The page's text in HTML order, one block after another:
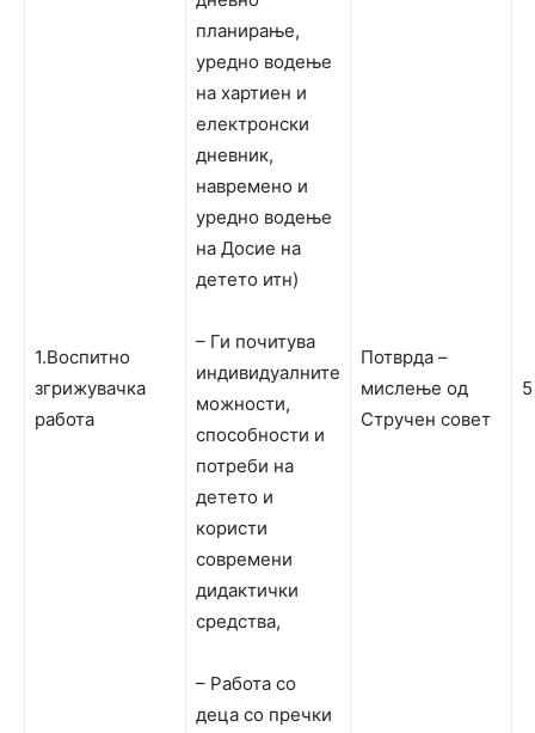
1.Воспитно
згрижувачка
работа
планирање,
уредно водење
на хартиен и
електронски
дневник,
навремено и
уредно водење
на Досие на
детето итн)
– Ги почитува
индивидуалните
можности,
способности и
потреби на
детето и
користи
современи
дидактички
средства,
– Работа со
деца со пречки
Потврда –
мислење од
Стручен совет
5